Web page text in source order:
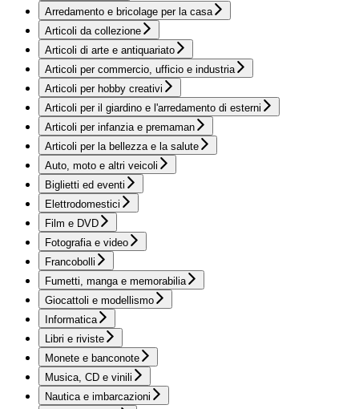
Arredamento e bricolage per la casa
Articoli da collezione
Articoli di arte e antiquariato
Articoli per commercio, ufficio e industria
Articoli per hobby creativi
Articoli per il giardino e l'arredamento di esterni
Articoli per infanzia e premaman
Articoli per la bellezza e la salute
Auto, moto e altri veicoli
Biglietti ed eventi
Elettrodomestici
Film e DVD
Fotografia e video
Francobolli
Fumetti, manga e memorabilia
Giocattoli e modellismo
Informatica
Libri e riviste
Monete e banconote
Musica, CD e vinili
Nautica e imbarcazioni